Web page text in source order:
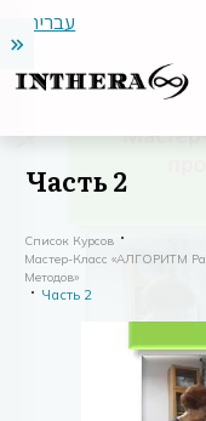
עברית
Часть 2
Список Курсов
Мастер-Класс «АЛГОРИТМ
Методов»
Часть 2